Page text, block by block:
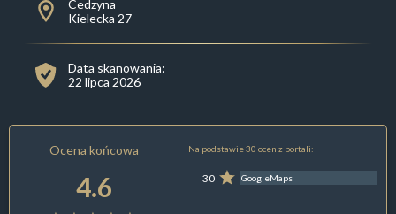
Cedzyna
Kielecka 27
Data skanowania:
22 lipca 2026
Ocena końcowa
4.6
Na podstawie 30 ocen z portali:
30 GoogleMaps